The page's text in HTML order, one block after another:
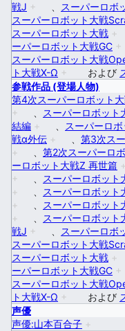
戦J + スーパーロボ
スーパーロボット大戦
スーパーロボット大戦 +
ーパーロボット大戦GC +
スーパーロボット大戦
ト大戦X-Ω + および
参戦作品 (登場人物)
第4次スーパーロボット
+
スーパーロボット
結編 + スーパーロ
戦α外伝 +
第3次ス
+
第2次スーパーロ
ーロボット大戦Z 再世篇 +
+
スーパーロボット
+
スーパーロボット
+
スーパーロボット
+
スーパーロボット
戦J + スーパーロボ
スーパーロボット大戦
スーパーロボット大戦 +
ーパーロボット大戦GC +
スーパーロボット大戦
ト大戦X-Ω + および
声優
声優:山本百合子 +